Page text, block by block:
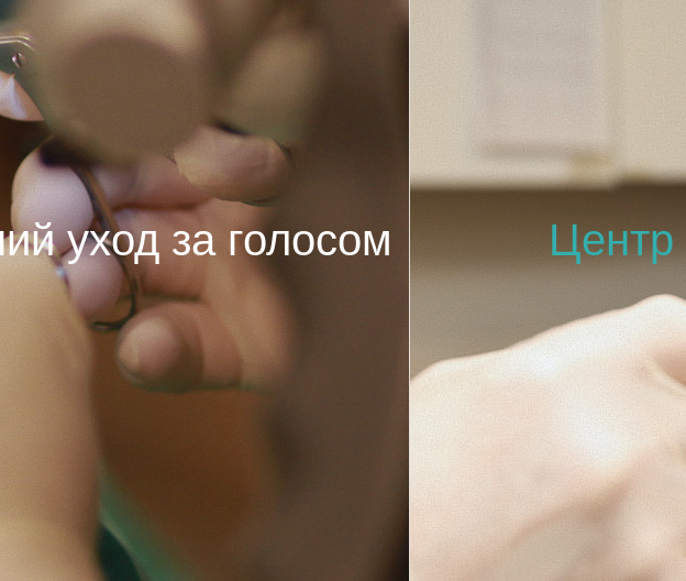
уход за голосом Центр